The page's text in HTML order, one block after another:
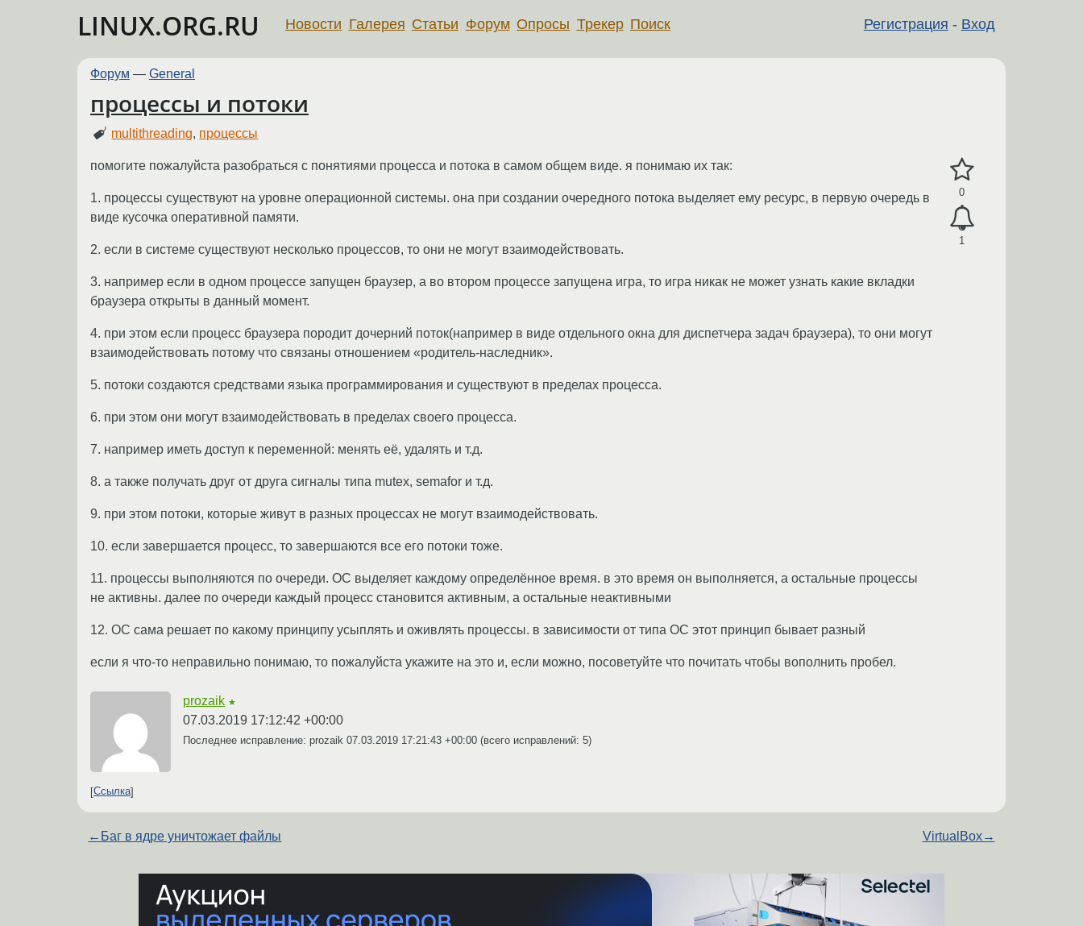
LINUX.ORG.RU Регистрация - Вход
Новости Галерея Статьи Форум Опросы Трекер Поиск
Форум — General
процессы и потоки
multithreading, процессы
0
1
помогите пожалуйста разобраться с понятиями процесса и потока в самом общем виде. я понимаю их так:
1. процессы существуют на уровне операционной системы. она при создании очередного потока выделяет ему ресурс, в первую очередь в
виде кусочка оперативной памяти.
2. если в системе существуют несколько процессов, то они не могут взаимодействовать.
3. например если в одном процессе запущен браузер, а во втором процессе запущена игра, то игра никак не может узнать какие вкладки
браузера открыты в данный момент.
4. при этом если процесс браузера породит дочерний поток(например в виде отдельного окна для диспетчера задач браузера), то они могут
взаимодействовать потому что связаны отношением «родитель-наследник».
5. потоки создаются средствами языка программирования и существуют в пределах процесса.
6. при этом они могут взаимодействовать в пределах своего процесса.
7. например иметь доступ к переменной: менять её, удалять и т.д.
8. а также получать друг от друга сигналы типа mutex, semafor и т.д.
9. при этом потоки, которые живут в разных процессах не могут взаимодействовать.
10. если завершается процесс, то завершаются все его потоки тоже.
11. процессы выполняются по очереди. ОС выделяет каждому определённое время. в это время он выполняется, а остальные процессы
не активны. далее по очереди каждый процесс становится активным, а остальные неактивными
12. ОС сама решает по какому принципу усыплять и оживлять процессы. в зависимости от типа ОС этот принцип бывает разный
если я что-то неправильно понимаю, то пожалуйста укажите на это и, если можно, посоветуйте что почитать чтобы вополнить пробел.
prozaik ★
07.03.2019 17:12:42 +00:00
Последнее исправление: prozaik 07.03.2019 17:21:43 +00:00 (всего исправлений: 5)
Ссылка
← Баг в ядре уничтожает файлы VirtualBox→